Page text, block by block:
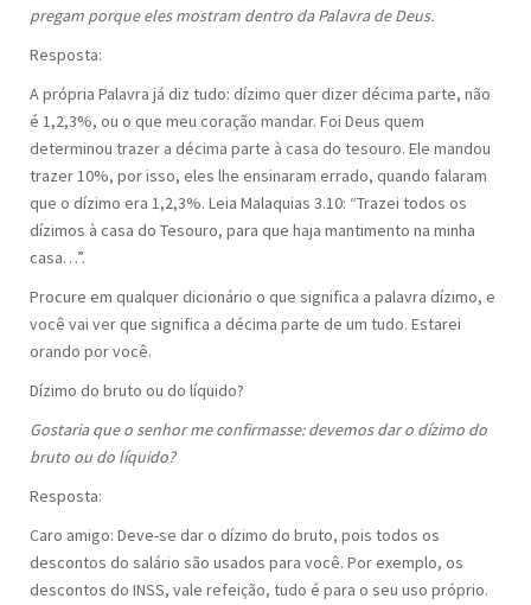
pregam porque eles mostram dentro da Palavra de Deus.
Resposta:
A própria Palavra já diz tudo: dízimo quer dizer décima parte, não
é 1,2,3%, ou o que meu coração mandar. Foi Deus quem
determinou trazer a décima parte à casa do tesouro. Ele mandou
trazer 10%, por isso, eles lhe ensinaram errado, quando falaram
que o dízimo era 1,2,3%. Leia Malaquias 3.10: “Trazei todos os
dízimos à casa do Tesouro, para que haja mantimento na minha
casa…”.
Procure em qualquer dicionário o que significa a palavra dízimo, e
você vai ver que significa a décima parte de um tudo. Estarei
orando por você.
Dízimo do bruto ou do líquido?
Gostaria que o senhor me confirmasse: devemos dar o dízimo do
bruto ou do líquido?
Resposta:
Caro amigo: Deve-se dar o dízimo do bruto, pois todos os
descontos do salário são usados para você. Por exemplo, os
descontos do INSS, vale refeição, tudo é para o seu uso próprio.